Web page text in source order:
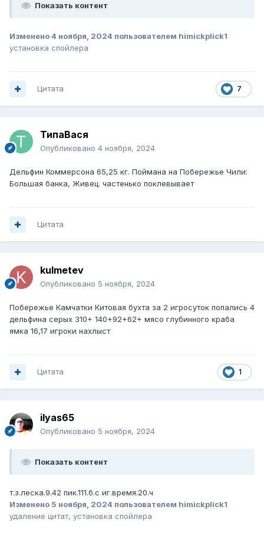
Показать контент
Изменено4 ноября, 2024 пользователем himickplick1
установка спойлера
7
Цитата
ТипаВася
Опубликовано 4 ноября, 2024
Дельфин Коммерсона 65,25 кг. Поймана на Побережье Чили:
Большая банка, Живец. частенько поклевывает
Цитата
kulmetev
Опубликовано 5 ноября, 2024
Побережье Камчатки Китовая бухта за 2 игросуток попались 4
дельфина серых 310+ 140+92+62+ мясо глубинного краба
ямка 16,17 игроки нахлыст
1
Цитата
ilyas65
Опубликовано 5 ноября, 2024
Показать контент
т.з.леска.9.42 пик.111.б.с иг.время.20.ч
Изменено 5 ноября, 2024 пользователем himickplick1
удаление цитат, установка спойлера